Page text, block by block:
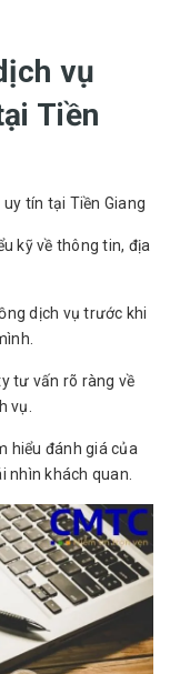
vụ
Tiền
tín tại Tiền Giang
kỹ về thông tin, địa
dịch vụ trước khi
tư vấn rõ ràng về
vụ.
hiểu đánh giá của
nhìn khách quan.